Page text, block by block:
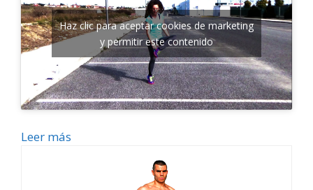
Haz clic para aceptar cookies de marketing
y permitir este contenido
Leer más